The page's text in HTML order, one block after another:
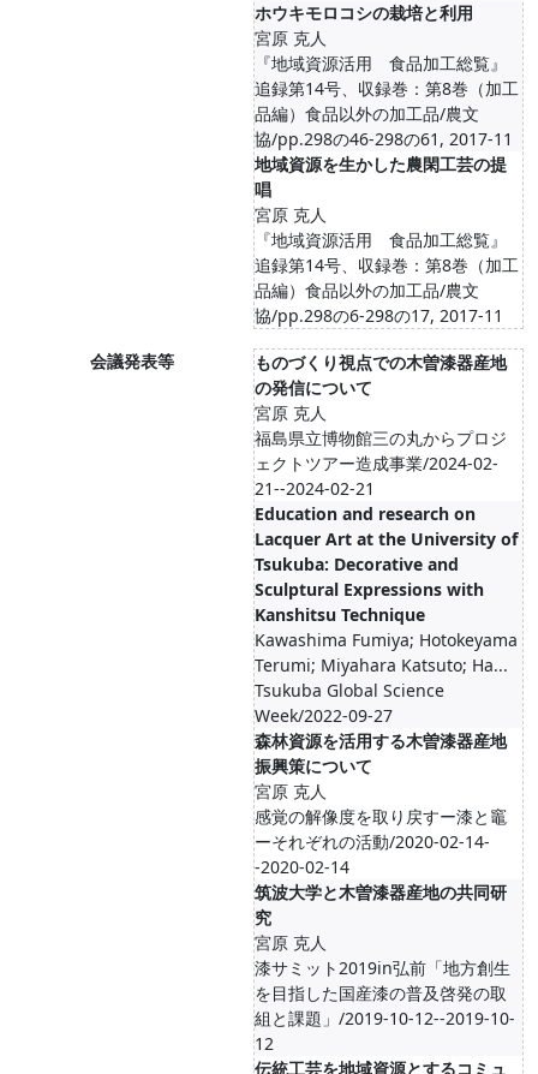
ホウキモロコシの栽培と利用
宮原 克人
『地域資源活用 食品加工総覧』
追録第14号、収録巻：第8巻（加工
品編）食品以外の加工品/農文
協/pp.298の46-298の61, 2017-11
地域資源を生かした農閑工芸の提
唱
宮原 克人
『地域資源活用 食品加工総覧』
追録第14号、収録巻：第8巻（加工
品編）食品以外の加工品/農文
協/pp.298の6-298の17, 2017-11
会議発表等
ものづくり視点での木曽漆器産地
の発信について
宮原 克人
福島県立博物館三の丸からプロジ
ェクトツアー造成事業/2024-02-
21--2024-02-21
Education and research on
Lacquer Art at the University of
Tsukuba: Decorative and
Sculptural Expressions with
Kanshitsu Technique
Kawashima Fumiya; Hotokeyama
Terumi; Miyahara Katsuto; Ha...
Tsukuba Global Science
Week/2022-09-27
森林資源を活用する木曽漆器産地
振興策について
宮原 克人
感覚の解像度を取り戻すー漆と竈
ーそれぞれの活動/2020-02-14-
-2020-02-14
筑波大学と木曽漆器産地の共同研
究
宮原 克人
漆サミット2019in弘前「地方創生
を目指した国産漆の普及啓発の取
組と課題」/2019-10-12--2019-10-
12
伝統工芸を地域資源とするコミュ